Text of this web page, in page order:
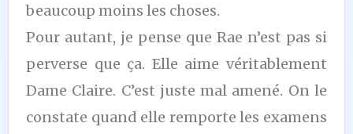
beaucoup moins les choses.
Pour autant, je pense que Rae n’est pas si
perverse que ça. Elle aime véritablement
Dame Claire. C’est juste mal amené. On le
constate quand elle remporte les examens